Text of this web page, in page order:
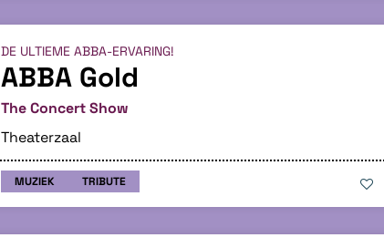
ABBA Gold
The Concert Show
DE ULTIEME ABBA-ERVARING!
Theaterzaal
MUZIEK TRIBUTE